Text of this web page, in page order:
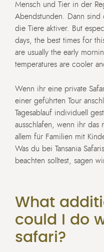
Mensch und Tier in der
Abendstunden. Dann sind
die Tiere aktiver. But
days, the best times for
are usually the early
temperatures are cooler
Wenn ihr eine private
einer geführten Tour
Tagesablauf individuell
ausschlafen, wenn ihr das
allem für Familien mit
Was du bei Tansania
beachten solltest, sagen
What
could I do
safari?